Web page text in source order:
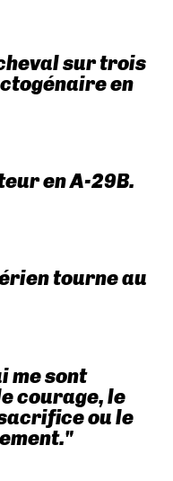
sur trois
en
en A-29B.
tourne au
me sont
courage, le
ou le